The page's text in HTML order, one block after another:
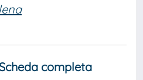
completa